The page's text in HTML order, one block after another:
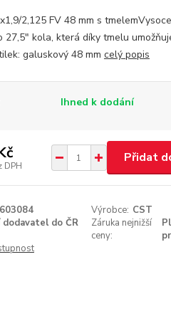
2,125 FV 48 mm s
27,5" kola, která díky tmelu
galuskový 48 mm celý popis
Ihned k dodání
DPH
Přidat
603084 Výrobce: CST
dodavatel do ČR
Záruka nejnižší
ceny: